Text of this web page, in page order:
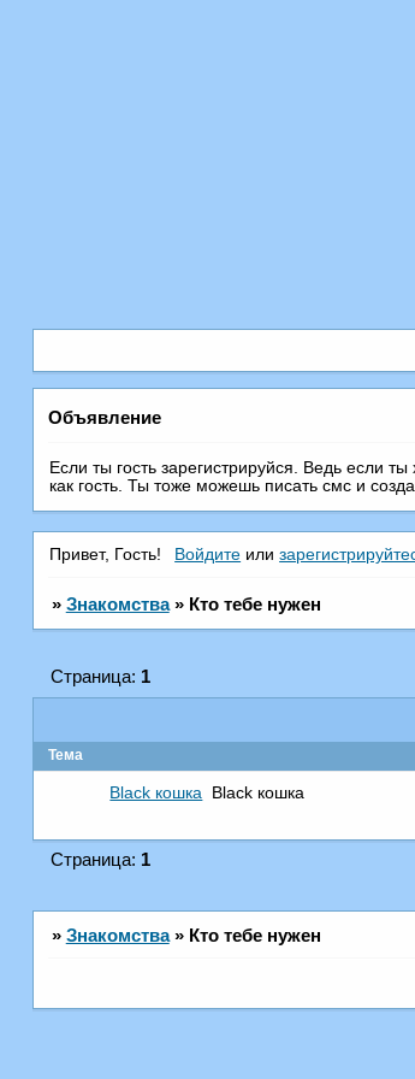
Объявление
Если ты гость зарегистрируйся. Ведь если
как гость. Ты тоже можешь писать смс и
Привет, Гость! Войдите или
» Знакомства » Кто тебе нужен
Страница: 1
Тема
Black кошка Black кошка
Страница: 1
» Знакомства » Кто тебе нужен